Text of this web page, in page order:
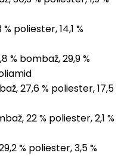
poliester, 14,1 %
% bombaž, 29,9 %
27,6 % poliester, 17,5
22 % poliester, 2,1 %
% poliester, 3,5 %